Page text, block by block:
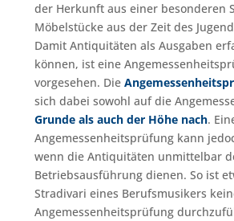
der Herkunft aus einer besonderen
Möbelstücke aus der Zeit des
Damit Antiquitäten als Ausgaben
können, ist eine
vorgesehen. Die
sich dabei sowohl auf die
Grunde als auch der Höhe nach.
Angemessenheitsprüfung kann
wenn die Antiquitäten unmittelbar
Betriebsausführung dienen. So ist
Stradivari eines Berufsmusikers
Angemessenheitsprüfung